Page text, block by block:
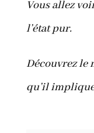
Vous allez
l’état pur.
Découvrez le
qu’il